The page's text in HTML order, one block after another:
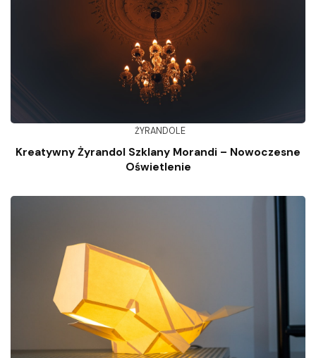
ŻYRANDOLE
Kreatywny Żyrandol Szklany Morandi – Nowoczesne
Oświetlenie